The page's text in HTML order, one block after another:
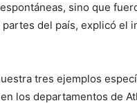
sino que
del país, explicó el
tres ejemplos
los departamentos de